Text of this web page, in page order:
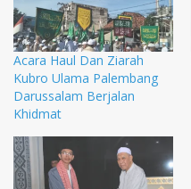
Acara Haul Dan Ziarah
Kubro Ulama Palembang
Darussalam Berjalan
Khidmat